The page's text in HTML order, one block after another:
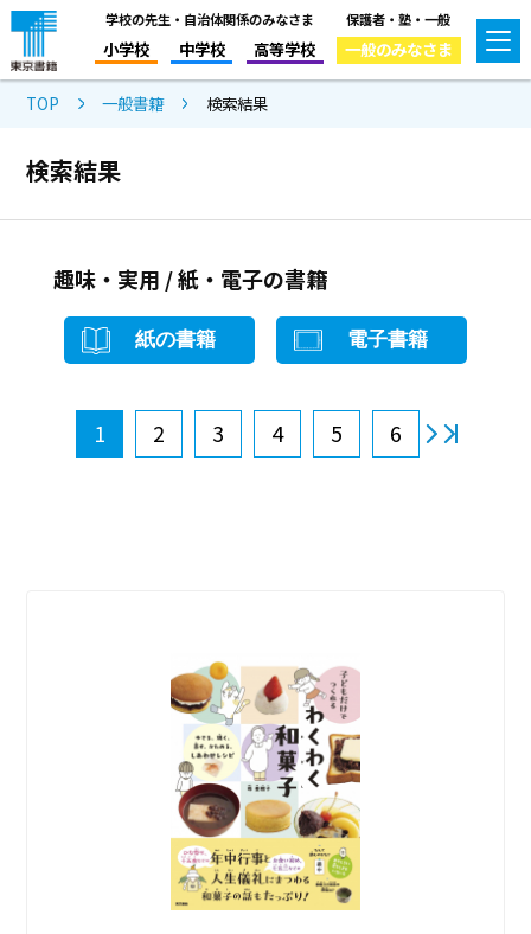
学校の先生・自治体関係のみなさま
小学校 中学校 高等学校
保護者・塾・一般
一般のみなさま
TOP 一般書籍 検索結果
検索結果
趣味・実用 / 紙・電子の書籍
紙の書籍 電子書籍
1 2 3 4 5 6